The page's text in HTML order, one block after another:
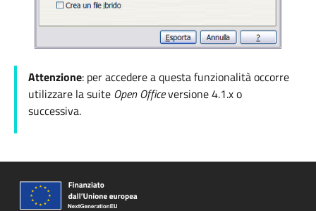
Attenzione: per accedere a questa funzionalità occorre
utilizzare la suite Open Officeversione4.1.x o
successiva.